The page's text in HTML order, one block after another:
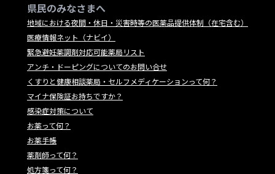
県民のみなさまへ
地域における夜間・休日・災害時等の医薬品提供体制（在宅含む）
医療情報ネット（ナビイ）
緊急避妊薬調剤対応可能薬局リスト
アンチ・ドーピングについてのお問い合せ
くすりと健康相談薬局・セルフメディケーションって何？
マイナ保険証お持ちですか？
感染症対策について
お薬って何？
お薬手帳
薬剤師って何？
処方箋って何？